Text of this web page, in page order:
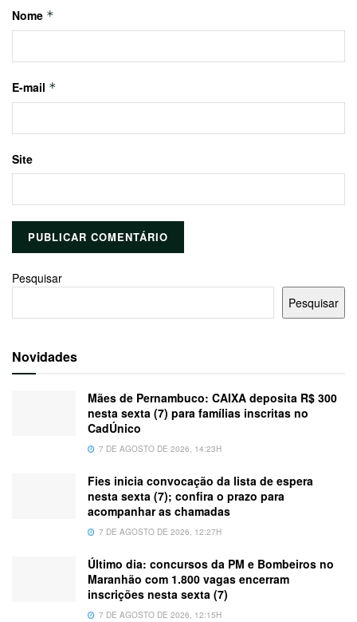
Nome *
E-mail *
Site
Pesquisar
Pesquisar
Novidades
Mães de Pernambuco: CAIXA deposita R$ 300
nesta sexta (7) para famílias inscritas no
CadÚnico
7 DE AGOSTO DE 2026, 14:23H
Fies inicia convocação da lista de espera
nesta sexta (7); confira o prazo para
acompanhar as chamadas
7 DE AGOSTO DE 2026, 12:27H
Último dia: concursos da PM e Bombeiros no
Maranhão com 1.800 vagas encerram
inscrições nesta sexta (7)
7 DE AGOSTO DE 2026, 12:15H